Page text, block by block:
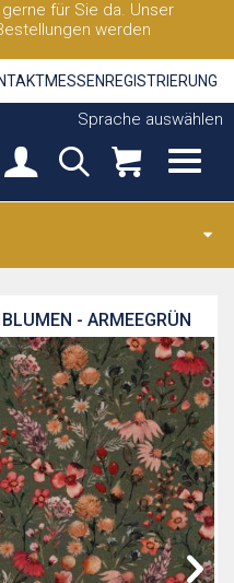
für Sie da. Unser
werden
MESSEN REGISTRIERUNG
Sprache auswählen
- ARMEEGRÜN